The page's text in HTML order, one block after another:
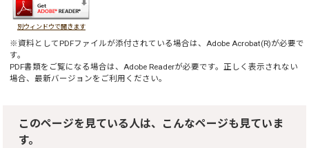
別ウィンドウで開きます
※資料としてPDFファイルが添付されている場合は、 Adobe Acrobat(R)が必要で
す。
PDF書類をご覧になる場合は、 Adobe Readerが必要です。正しく表示されない
場合、最新バージョンをご利用ください。
このページを見ている人は、こんなページも見ていま
す。